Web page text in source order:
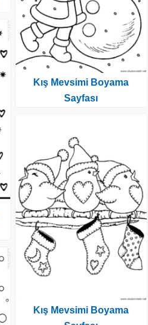
Kış Mevsimi Boyama
Sayfası
Kış Mevsimi Boyama